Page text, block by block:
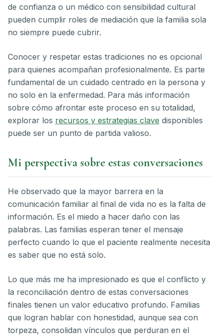
de confianza o un médico con sensibilidad cultural
pueden cumplir roles de mediación que la familia sola
no siempre puede cubrir.
Conocer y respetar estas tradiciones no es opcional
para quienes acompañan profesionalmente. Es parte
fundamental de un cuidado centrado en la persona y
no solo en la enfermedad. Para más información
sobre cómo afrontar este proceso en su totalidad,
explorar los recursos y estrategias clave disponibles
puede ser un punto de partida valioso.
Mi perspectiva sobre estas conversaciones
He observado que la mayor barrera en la
comunicación familiar al final de vida no es la falta de
información. Es el miedo a hacer daño con las
palabras. Las familias esperan tener el mensaje
perfecto cuando lo que el paciente realmente necesita
es saber que no está solo.
Lo que más me ha impresionado es que el conflicto y
la reconciliación dentro de estas conversaciones
finales tienen un valor educativo profundo. Familias
que logran hablar con honestidad, aunque sea con
torpeza, consolidan vínculos que perduran en el